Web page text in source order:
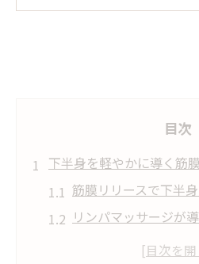
目次
下半身を軽やかに導く筋
筋膜リリースで下半
リンパマッサージが
筋膜リリースとリン